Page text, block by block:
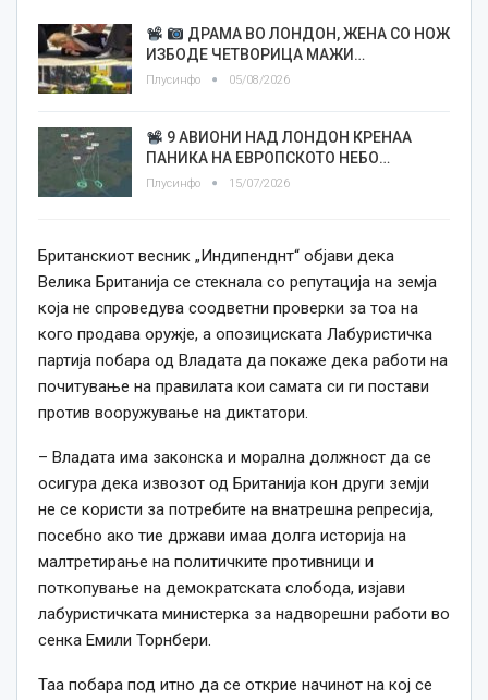
ДРАМА ВО ЛОНДОН, ЖЕНА СО НОЖ
ИЗБОДЕ ЧЕТВОРИЦА МАЖИ…
Плусинфо 05/08/2026
9 АВИОНИ НАД ЛОНДОН КРЕНАА
ПАНИКА НА ЕВРОПСКОТО НЕБО…
Плусинфо 15/07/2026
Британскиот весник „Индипенднт“ објави дека
Велика Британија се стекнала со репутација на земја
која не спроведува соодветни проверки за тоа на
кого продава оружје, а опозициската Лабуристичка
партија побара од Владата да покаже дека работи на
почитување на правилата кои самата си ги постави
против вооружување на диктатори.
– Владата има законска и морална должност да се
осигура дека извозот од Британија кон други земји
не се користи за потребите на внатрешна репресија,
посебно ако тие држави имаа долга историја на
малтретирање на политичките противници и
поткопување на демократската слобода, изјави
лабуристичката министерка за надворешни работи во
сенка Емили Торнбери.
Таа побара под итно да се открие начинот на кој се